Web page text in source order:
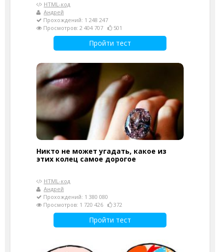
HTML-код
Андрей
Прохождений: 1 248 247
Просмотров: 2 404 707
501
Пройти тест
Никто не может угадать, какое из
этих колец самое дорогое
HTML-код
Андрей
Прохождений: 1 380 080
Просмотров: 1 720 426
372
Пройти тест